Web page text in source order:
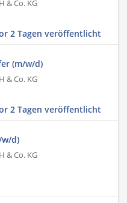
& Co. KG
2 Tagen veröffentlicht
(m/w/d)
& Co. KG
2 Tagen veröffentlicht
d)
& Co. KG